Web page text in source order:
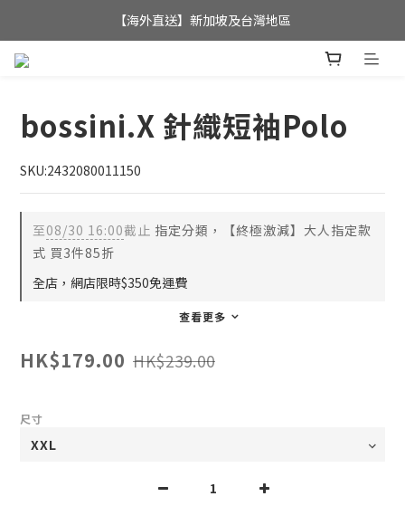
全店滿$350，即可享港澳地區免運費;
【海外直送】新加坡及台灣地區
bossini.X 針織短袖Polo
SKU:2432080011150
至08/30 16:00截止 指定分類，【終極激減】大人指定款
式 買3件85折
全店，網店限時$350免運費
查看更多
HK$179.00 HK$239.00
尺寸